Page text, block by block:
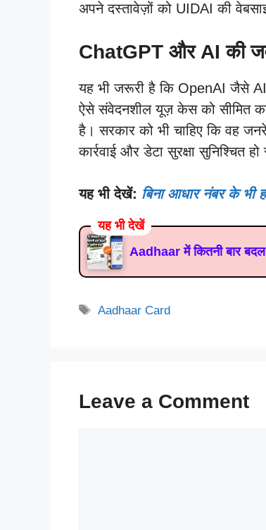
अपने दस्तावेज़ों को UIDAI की
ChatGPT और AI की
यह भी जरूरी है कि OpenAI जैसे AI
ऐसे संवेदनशील यूज़ केस को सीमित
है। सरकार को भी चाहिए कि वह
कार्रवाई और डेटा सुरक्षा सुनिश्चित
यह भी देखें: बिना आधार नंबर के भी
यह भी देखें
Aadhaar में कितनी बार
Tags
Aadhaar Card
Leave a Comment